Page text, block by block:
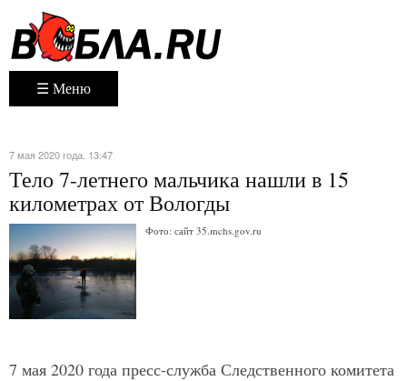
☰ Меню
7 мая 2020 года. 13:47
Тело 7-летнего мальчика нашли в 15
километрах от Вологды
Фото: сайт 35.mchs.gov.ru
7 мая 2020 года пресс-служба Следственного комитета